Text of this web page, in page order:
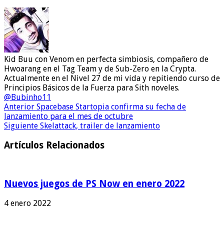
Kid Buu con Venom en perfecta simbiosis, compañero de
Hwoarang en el Tag Team y de Sub-Zero en la Crypta.
Actualmente en el Nivel 27 de mi vida y repitiendo curso de
Principios Básicos de la Fuerza para Sith noveles.
@Bubinho11
Anterior Spacebase Startopia confirma su fecha de
lanzamiento para el mes de octubre
Siguiente Skelattack, trailer de lanzamiento
Artículos Relacionados
Nuevos juegos de PS Now en enero 2022
4 enero 2022